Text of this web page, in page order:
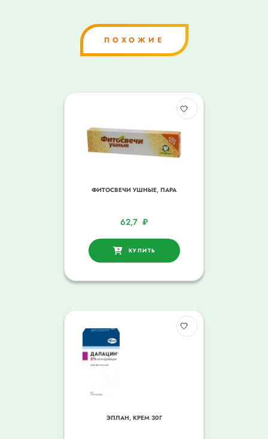
ПОХОЖИЕ
ФИТОСВЕЧИ УШНЫЕ, ПАРА
62,7 ₽
КУПИТЬ
ЭПЛАН, КРЕМ 30Г